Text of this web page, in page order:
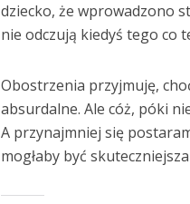
dziecko, że wprowadzono
nie odczują kiedyś tego co
Obostrzenia przyjmuję,
absurdalne. Ale cóż, póki
A przynajmniej się
mogłaby być